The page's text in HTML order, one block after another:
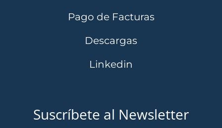
Pago de Facturas
Descargas
Linkedin
Suscríbete al Newsletter